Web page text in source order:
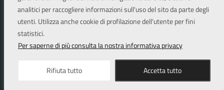
analitici per raccogliere informazioni sull'uso del sito da parte degli
utenti. Utilizza anche cookie di profilazione dell'utente per fini
statistici.
Per saperne di più consulta la nostra informativa privacy
Rifiuta tutto Accetta tutto
SEGUICI SU
Facebook Instagram